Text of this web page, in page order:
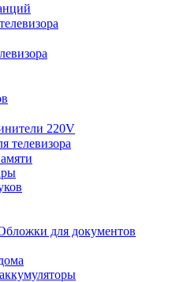
220V
телевизора
для документов